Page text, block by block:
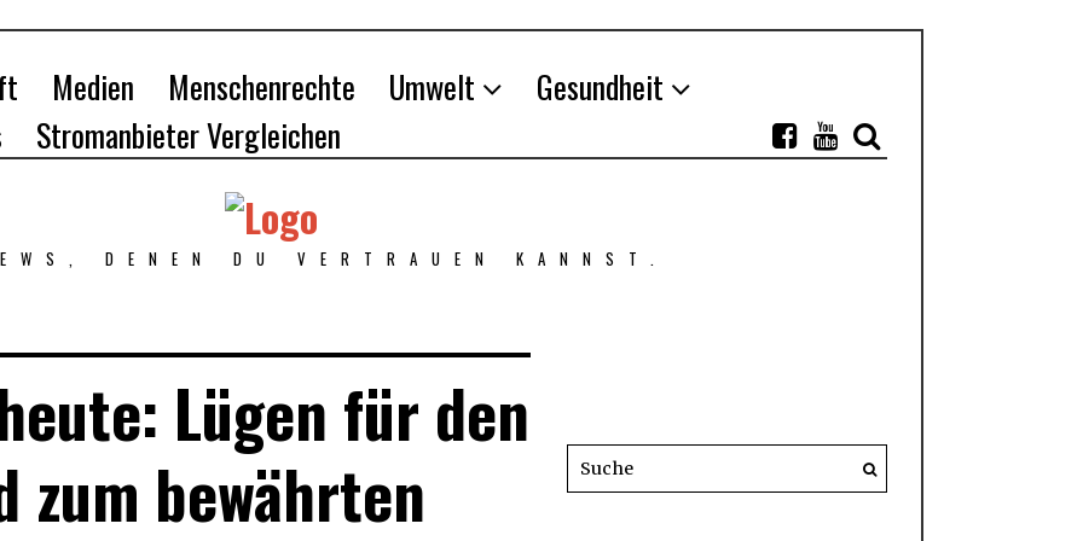
Medien Menschenrechte Umwelt
Gesundheit
Stromanbieter Vergleichen
DENEN DU VERTRAUEN KANNST.
Lügen für den
zum bewährten